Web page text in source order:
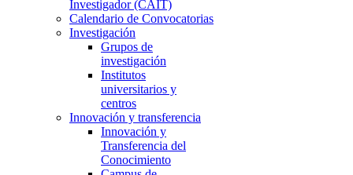
Investigador (CAIT)
Calendario de Convocatorias
Investigación
Grupos de
investigación
Institutos
universitarios y
centros
Innovación y transferencia
Innovación y
Transferencia del
Conocimiento